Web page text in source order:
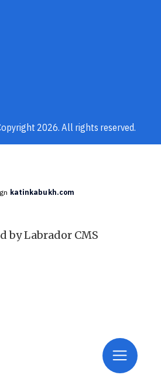
2026. All rights reserved.
katinkabukh.com
by Labrador CMS